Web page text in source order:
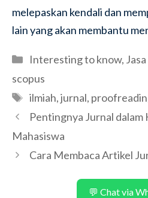
melepaskan kendali dan
lain yang akan membantu
Categories
Interesting to know,
scopus
Tags
ilmiah,jurnal,
Pentingnya Jurnal
Mahasiswa
Cara Membaca Artikel
💬 Chat via